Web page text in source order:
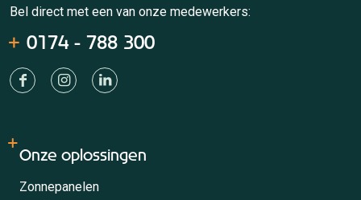
Bel direct met een van onze medewerkers:
0174 - 788 300
Onze oplossingen
Zonnepanelen